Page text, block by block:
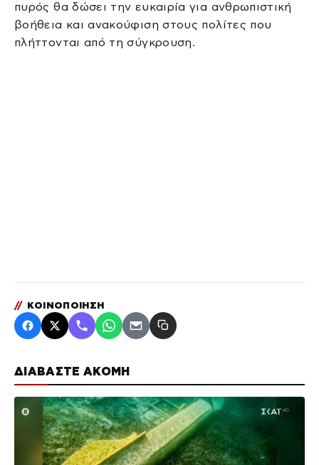
ΔΙΑΒΑΣΤΕ ΑΚΟΜΗ
πυρός θα δώσει την ευκαιρία για ανθρωπιστική
βοήθεια και ανακούφιση στους πολίτες που
πλήττονται από τη σύγκρουση.
// ΚΟΙΝΟΠΟΙΗΣΗ